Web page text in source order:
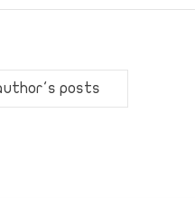
posts